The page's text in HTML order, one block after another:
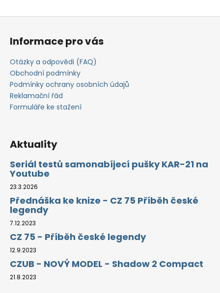
Z
Informace pro vás
Otázky a odpovědi (FAQ)
Obchodní podmínky
Podmínky ochrany osobních údajů
Reklamační řád
Formuláře ke stažení
Aktuality
Seriál testů samonabíjecí pušky KAR-21 na
Youtube
23.3.2026
Přednáška ke knize - CZ 75 Příběh české
legendy
7.12.2023
CZ 75 - Příběh české legendy
12.9.2023
CZUB - NOVÝ MODEL - Shadow 2 Compact
21.8.2023